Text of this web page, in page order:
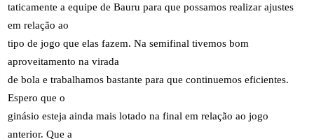
taticamente a equipe de Bauru para que possamos realizar ajustes
em relação ao
tipo de jogo que elas fazem. Na semifinal tivemos bom
aproveitamento na virada
de bola e trabalhamos bastante para que continuemos eficientes.
Espero que o
ginásio esteja ainda mais lotado na final em relação ao jogo
anterior. Que a